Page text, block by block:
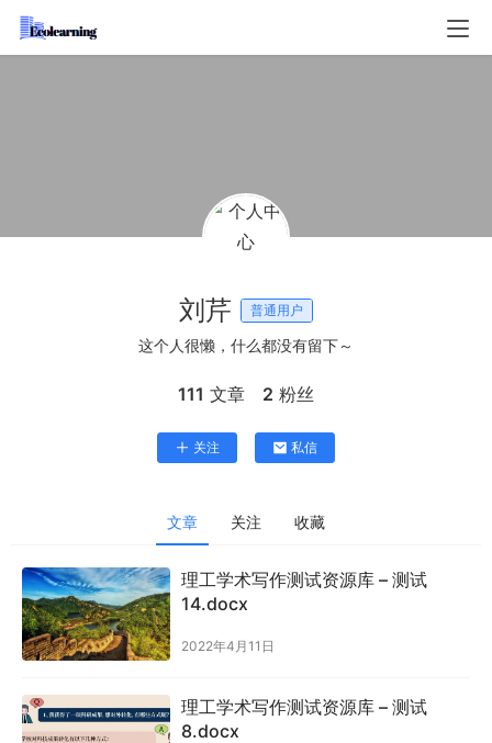
刘芹 普通用户
这个人很懒，什么都没有留下～
111 文章 2 粉丝
关注 私信
文章 关注 收藏
理工学术写作测试资源库 – 测试
14.docx
2022年4月11日
理工学术写作测试资源库 – 测试
8.docx